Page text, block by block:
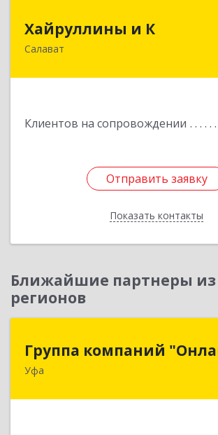
Хайруллины и К
Салават
Клиентов на сопровождении
Отправить заявку
Показать контакты
Отправить заявку
Назад
Ближайшие партнеры из
регионов
Группа компаний
Уфа
Группа компаний
450006, Башкортостан Респ, г.о.